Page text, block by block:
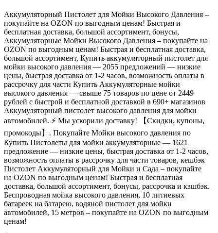
Аккумуляторный Пистолет для Мойки Высокого Давления –
покупайте на OZON по выгодным ценам! Быстрая и
бесплатная доставка, большой ассортимент, бонусы,
Аккумуляторные Мойки Высокого Давления – покупайте на
OZON по выгодным ценам! Быстрая и бесплатная доставка,
большой ассортимент, Купить аккумуляторный пистолет для
мойки высокого давления — 2055 предложений — низкие
цены, быстрая доставка от 1-2 часов, возможность оплаты в
рассрочку для части Купить Аккумуляторные мойки
высокого давления — свыше 75 товаров по цене от 2449
рублей с быстрой и бесплатной доставкой в 690+ магазинов
Аккумуляторный пистолет высокого давления для мойки
автомобилей. ⚡ Мы ускорили доставку! 【Скидки, купоны,
промокоды】. Покупайте Мойки высокого давления по
Купить Пистолеты для мойки аккумуляторные — 1621
предложение — низкие цены, быстрая доставка от 1-2 часов,
возможность оплаты в рассрочку для части товаров, кешбэк
Пистолет Аккумуляторный для Мойки и Сада – покупайте
на OZON по выгодным ценам! Быстрая и бесплатная
доставка, большой ассортимент, бонусы, рассрочка и кэшбэк.
Беспроводная мойка высокого давления, 10 литиевых
батареек на батарею, водяной пистолет для мойки
автомобилей, 15 метров – покупайте на OZON по выгодным
ценам!